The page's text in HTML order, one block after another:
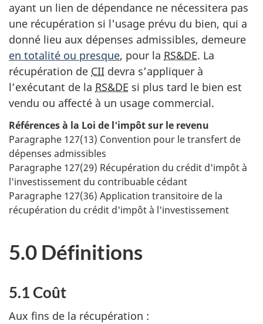
ayant un lien de dépendance ne nécessitera pas
une récupération si l'usage prévu du bien, qui a
donné lieu aux dépenses admissibles, demeure
en totalité ou presque, pour la RS&DE. La
récupération de CII devra s’appliquer à
l’exécutant de la RS&DE si plus tard le bien est
vendu ou affecté à un usage commercial.
Références à la Loi de l'impôt sur le revenu
Paragraphe 127(13) Convention pour le transfert de
dépenses admissibles
Paragraphe 127(29) Récupération du crédit d'impôt à
l'investissement du contribuable cédant
Paragraphe 127(36) Application transitoire de la
récupération du crédit d'impôt à l'investissement
5.0 Définitions
5.1 Coût
Aux fins de la récupération :